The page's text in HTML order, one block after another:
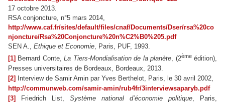
17 octobre 2013.
RSA conjoncture, n°5 mars 2014,
http://www.caf.fr/sites/default/files/cnaf/Documents/Dser/rsa%20co
njoncture/Rsa%20Conjoncture%20n%C2%B0%205.pdf
SEN A., Ethique et Economie , Paris, PUF, 1993.
[1] Bernard Conte,La Tiers-Mondialisation de la planète, (2èmeédition),
Presses universitaires de Bordeaux, Bordeaux, 2013.
[2]
Interview de Samir Amin par Yves Berthelot, Paris, le 30 avril 2002,
http://communweb.com/samir-amin/rub4fr/3interviewsaparyb.pdf
[3]
Friedrich List, Système national d’économie politique, Paris,